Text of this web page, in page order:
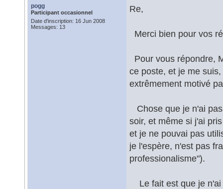
pogg
Participant occasionnel
Date d'inscription: 16 Jun 2008
Messages: 13
Re,
Merci bien pour vos
Pour vous répondre,
ce poste, et je me
extrêmement motivé
Chose que je n'ai
soir, et même si j'ai
et je ne pouvai pas
je l'espère, n'est pas
professionalisme").
Le fait est que je n'ai